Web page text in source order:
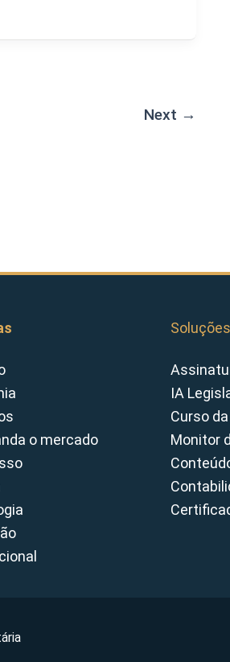
Next →
o mercado
Soluções
IA
Curso
Monitor